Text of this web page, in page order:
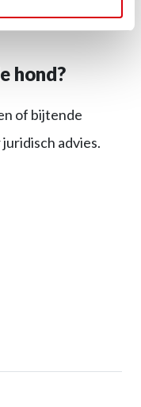
dat kan anders
hond?
of bijtende
advies.